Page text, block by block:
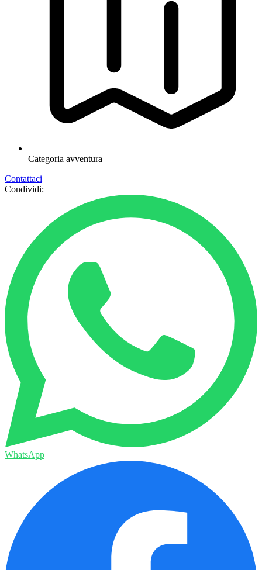
Categoria avventura
Contattaci
Condividi:
WhatsApp